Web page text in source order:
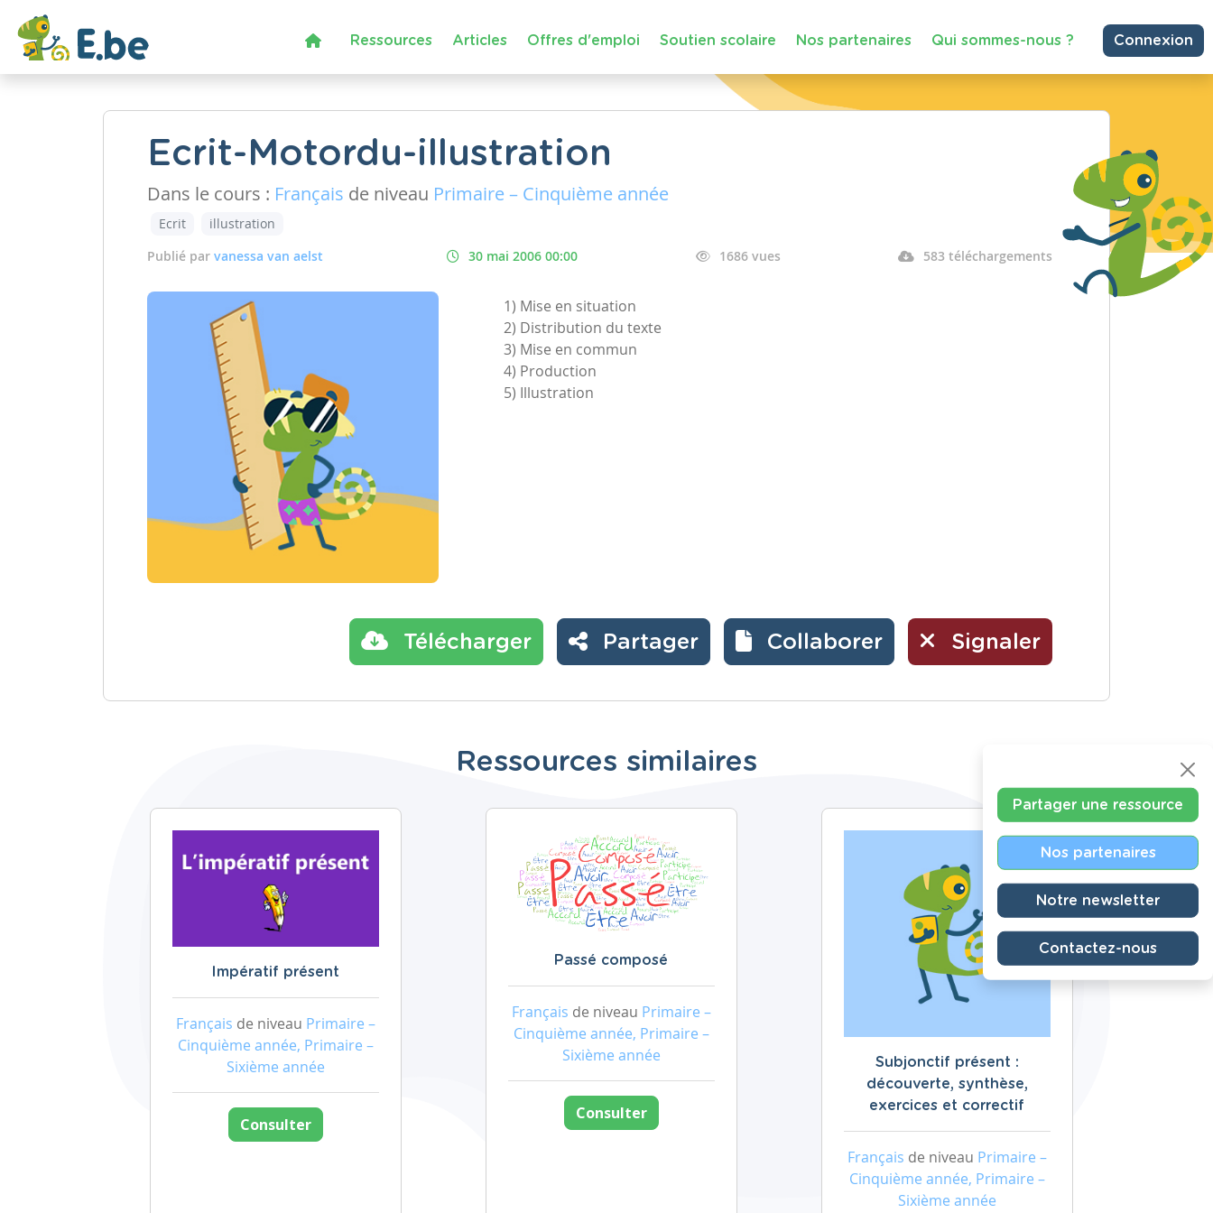
Ressources Articles Offres d'emploi Soutien scolaire Nos partenaires Qui sommes-nous ? Connexion
Ecrit-Motordu-illustration
Dans le cours : Français de niveau Primaire – Cinquième année
Ecrit
illustration
Publié par vanessa van aelst 30 mai 2006 00:00 1686 vues 583 téléchargements
1) Mise en situation
2) Distribution du texte
3) Mise en commun
4) Production
5) Illustration
Télécharger Partager Collaborer Signaler
Ressources similaires
Impératif présent
Français de niveau Primaire –
Cinquième année, Primaire –
Sixième année
Consulter
Passé composé
Français de niveau Primaire –
Cinquième année, Primaire –
Sixième année
Consulter
Subjonctif présent :
découverte, synthèse,
exercices et correctif
Français de niveau Primaire –
Cinquième année, Primaire –
Sixième année
Partager une ressource
Nos partenaires
Notre newsletter
Contactez-nous